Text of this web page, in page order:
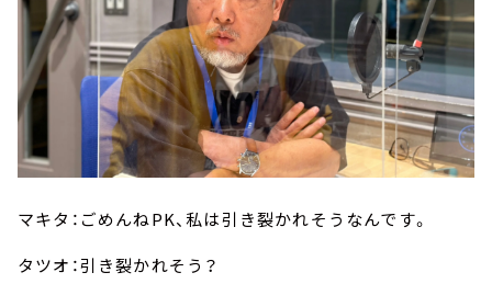
マキタ：ごめんねPK、私は引き裂かれそうなんです。
タツオ：引き裂かれそう？